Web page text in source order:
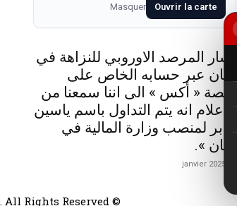
Ouvrir la carte
Masquer
أشار المرصد الاوروبي للنزاهة في
لبنان عبر حسابه الخاص على
منصة « أكس » الى اننا سمعنا من
الاعلام انه يتم التداول باسم ياسين
جابر لمنصب وزارة المالية في
لبنان ».
© Libnanews.com . All Rights Reserved.